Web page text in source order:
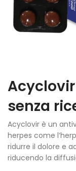
senza
Acyclovir è un
herpes come
ridurre il dolore e
riducendo la